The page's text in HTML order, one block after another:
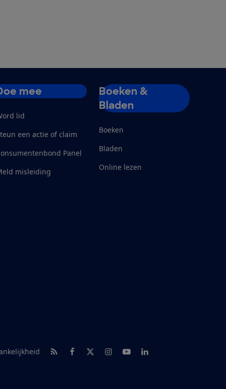
mee
lid
een actie of claim
Panel
misleiding
Boeken &
Bladen
Boeken
Bladen
Online lezen
RSS-feed nieuws
Facebook
TwitterInstagram
YoutubeLinkedIn